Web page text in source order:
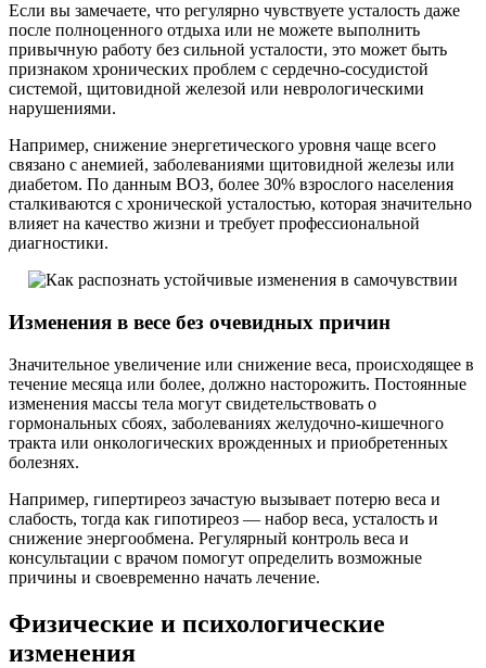
Если вы замечаете, что регулярно чувствуете усталость даже
после полноценного отдыха или не можете выполнить
привычную работу без сильной усталости, это может быть
признаком хронических проблем с сердечно-сосудистой
системой, щитовидной железой или неврологическими
нарушениями.
Например, снижение энергетического уровня чаще всего
связано с анемией, заболеваниями щитовидной железы или
диабетом. По данным ВОЗ, более 30% взрослого населения
сталкиваются с хронической усталостью, которая значительно
влияет на качество жизни и требует профессиональной
диагностики.
Изменения в весе без очевидных причин
Значительное увеличение или снижение веса, происходящее в
течение месяца или более, должно насторожить. Постоянные
изменения массы тела могут свидетельствовать о
гормональных сбоях, заболеваниях желудочно-кишечного
тракта или онкологических врожденных и приобретенных
болезнях.
Например, гипертиреоз зачастую вызывает потерю веса и
слабость, тогда как гипотиреоз — набор веса, усталость и
снижение энергообмена. Регулярный контроль веса и
консультации с врачом помогут определить возможные
причины и своевременно начать лечение.
Физические и психологические
изменения